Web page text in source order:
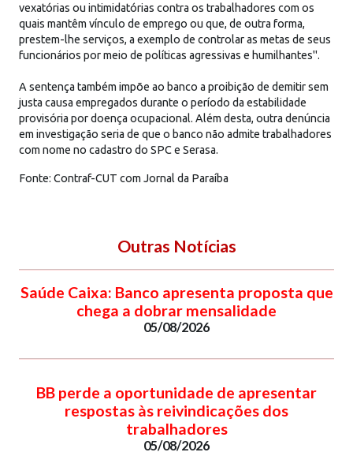
vexatórias ou intimidatórias contra os trabalhadores com os
quais mantêm vínculo de emprego ou que, de outra forma,
prestem-lhe serviços, a exemplo de controlar as metas de seus
funcionários por meio de políticas agressivas e humilhantes".
A sentença também impõe ao banco a proibição de demitir sem
justa causa empregados durante o período da estabilidade
provisória por doença ocupacional. Além desta, outra denúncia
em investigação seria de que o banco não admite trabalhadores
com nome no cadastro do SPC e Serasa.
Fonte: Contraf-CUT com Jornal da Paraíba
Outras Notícias
Saúde Caixa: Banco apresenta proposta que
chega a dobrar mensalidade
05/08/2026
BB perde a oportunidade de apresentar
respostas às reivindicações dos
trabalhadores
05/08/2026